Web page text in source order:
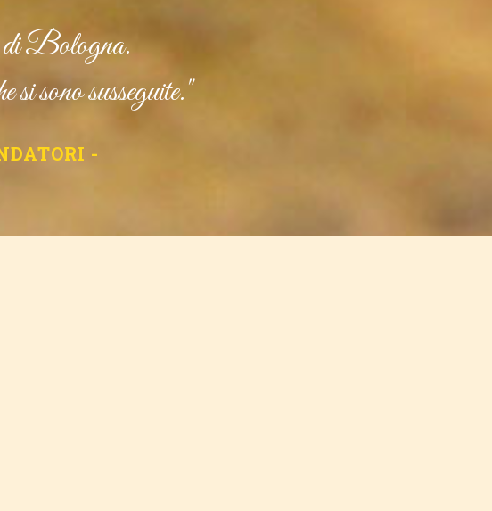
di Bologna.
sono susseguite."
-